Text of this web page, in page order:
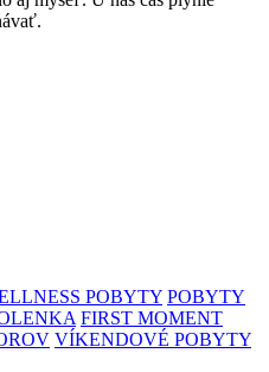
POBYTY POBYTY
FIRST MOMENT
VÍKENDOVÉ POBYTY